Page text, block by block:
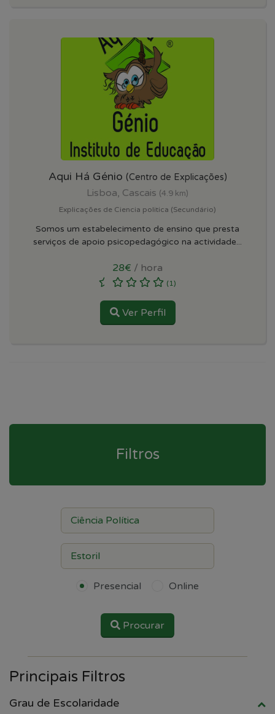
Aqui Há Génio (Centro de Explicações)
Lisboa, Cascais (4.9 km)
Explicações de Ciencia politica (Secundário)
Somos um estabelecimento de ensino que presta
serviços de apoio psicopedagógico na actividade...
28€ / hora
(1)
Ver Perfil
Filtros
Presencial Online
Procurar
Principais Filtros
Grau de Escolaridade